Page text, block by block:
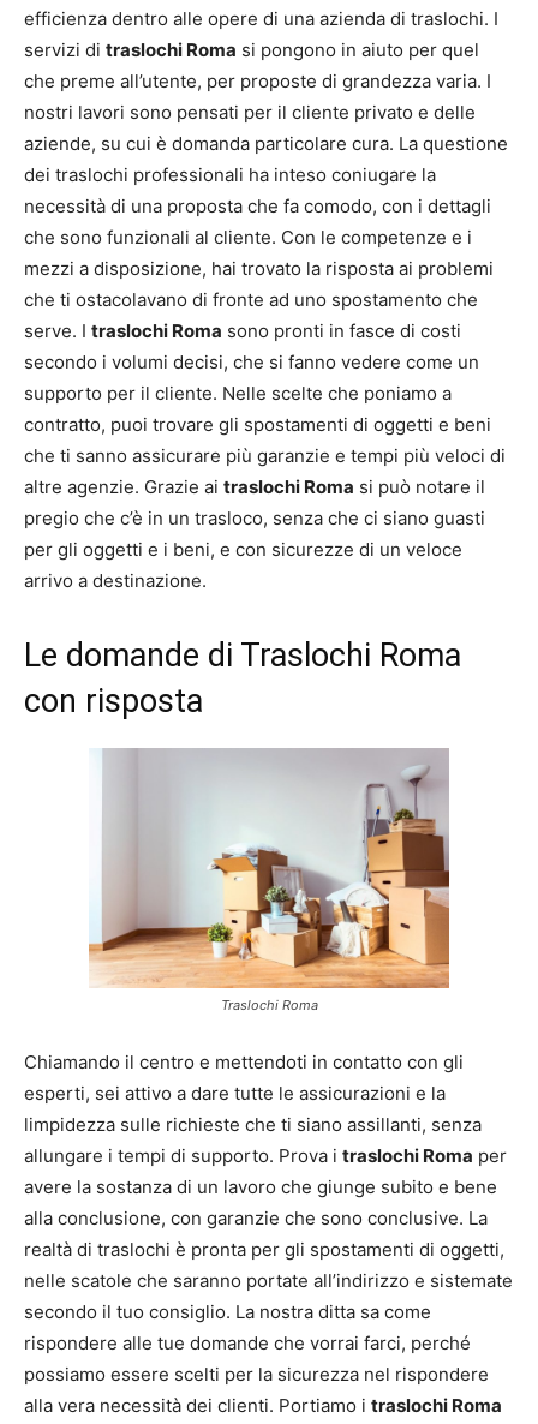
efficienza dentro alle opere di una azienda di traslochi. I
servizi di traslochi Roma si pongono in aiuto per quel
che preme all’utente, per proposte di grandezza varia. I
nostri lavori sono pensati per il cliente privato e delle
aziende, su cui è domanda particolare cura. La questione
dei traslochi professionali ha inteso coniugare la
necessità di una proposta che fa comodo, con i dettagli
che sono funzionali al cliente. Con le competenze e i
mezzi a disposizione, hai trovato la risposta ai problemi
che ti ostacolavano di fronte ad uno spostamento che
serve. I traslochi Roma sono pronti in fasce di costi
secondo i volumi decisi, che si fanno vedere come un
supporto per il cliente. Nelle scelte che poniamo a
contratto, puoi trovare gli spostamenti di oggetti e beni
che ti sanno assicurare più garanzie e tempi più veloci di
altre agenzie. Grazie ai traslochi Roma si può notare il
pregio che c’è in un trasloco, senza che ci siano guasti
per gli oggetti e i beni, e con sicurezze di un veloce
arrivo a destinazione.
Le domande di Traslochi Roma
con risposta
Traslochi Roma
Chiamando il centro e mettendoti in contatto con gli
esperti, sei attivo a dare tutte le assicurazioni e la
limpidezza sulle richieste che ti siano assillanti, senza
allungare i tempi di supporto. Prova i traslochi Roma per
avere la sostanza di un lavoro che giunge subito e bene
alla conclusione, con garanzie che sono conclusive. La
realtà di traslochi è pronta per gli spostamenti di oggetti,
nelle scatole che saranno portate all’indirizzo e sistemate
secondo il tuo consiglio. La nostra ditta sa come
rispondere alle tue domande che vorrai farci, perché
possiamo essere scelti per la sicurezza nel rispondere
alla vera necessità dei clienti. Portiamo i traslochi Roma